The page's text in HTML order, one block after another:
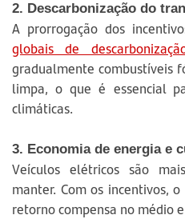
2. Descarbonização do
A prorrogação dos
globais de
gradualmente combustíveis
limpa, o que é essencial
climáticas.
3. Economia de energia e
Veículos elétricos são
manter. Com os incentivos,
retorno compensa no médio